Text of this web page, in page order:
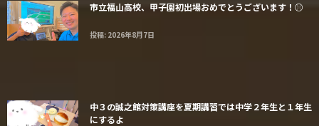
市立福山高校、甲子園初出場おめでとうございます！⚾️
投稿: 2026年8月7日
中３の誠之館対策講座を夏期講習では中学２年生と１年生
にするよ